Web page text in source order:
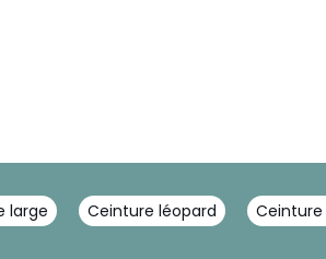
large Ceinture léopard